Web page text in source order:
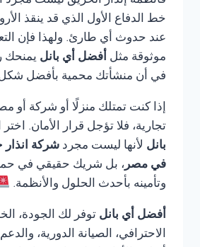
خط الدفاع الأول الذي قد ينقذ
عند حدوث أي طارئ. ولهذا فإن
موثوقة مثل أفضل أي بانل يمنحك
في أن منشأتك محمية بأفضل
إذا كنت تمتلك منزلًا أو شركة أو
تجارية، فلا تؤجل قرار الأمان. اختر
بانل لأنها ليست مجرد شركة انذار
في مصر، بل شريك حقيقي في
وتأمينه بأحدث الحلول والأنظمة.
أفضل أي بانل توفر لك الجودة،
الاحترافي، الصيانة الدورية،